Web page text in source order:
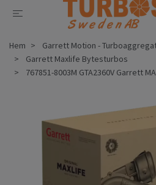
Hem
Garrett Motion -
Garrett Maxlife Bytesturbos
767851-8003M GTA2360V Garrett